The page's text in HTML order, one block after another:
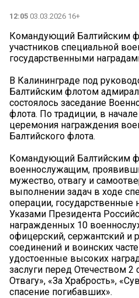
12:05 03.03.2026 16+
Командующий Балтийским
участников специальной
государственными
В Калининграде под
Балтийским флотом
состоялось заседание
флота. По традиции, в
церемония награждения
Балтийского флота.
Командующий Балтийским
военнослужащим,
мужество, отвагу и
выполнении задач в ходе
операции, государственные
Указами Президента
награжденных 10
офицерский, сержантский и
соединений и воинских
удостоенные высоких
заслуги перед Отечеством 2
Отвагу», «За Храбрость»,
спасение погибавших».